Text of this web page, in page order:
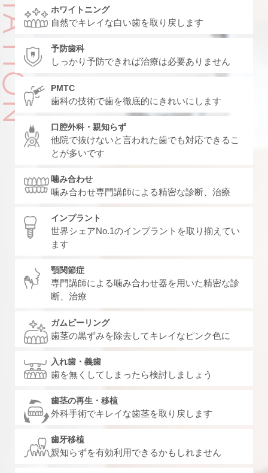
ホワイトニング
自然でキレイな白い歯を取り戻します
予防歯科
しっかり予防できれば治療は必要ありません
PMTC
歯科の技術で歯を徹底的にきれいにします
口腔外科・親知らず
他院で抜けないと言われた歯でも対応できるこ
とが多いです
噛み合わせ
噛み合わせ専門講師による精密な診断、治療
インプラント
世界シェアNo.1のインプラントを取り揃えてい
ます
顎関節症
専門講師による噛み合わせ器を用いた精密な診
断、治療
ガムピーリング
歯茎の黒ずみを除去してキレイなピンク色に
入れ歯・義歯
歯を無くしてしまったら検討しましょう
歯茎の再生・移植
外科手術でキレイな歯茎を取り戻します
歯牙移植
親知らずを有効利用できるかもしれません